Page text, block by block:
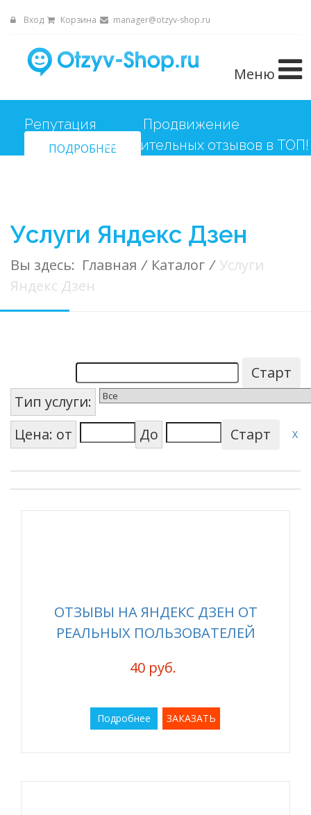
Вход Корзина manager@otzyv-shop.ru
Меню
Репутация
ПОДРОБНЕЕ
Услуги Яндекс Дзен
Вы здесь: Главная / Каталог / Услуги
Яндекс Дзен
Тип услуги:
Цена: от
До X
ОТЗЫВЫ НА ЯНДЕКС ДЗЕН ОТ
РЕАЛЬНЫХ ПОЛЬЗОВАТЕЛЕЙ
40 руб.
Подробнее ЗАКАЗАТЬ